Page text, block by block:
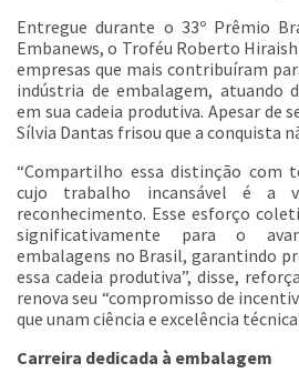
Entregue durante o 33º Prêmio
Embanews, o Troféu Roberto
empresas que mais contribuíram
indústria de embalagem, atuando
em sua cadeia produtiva. Apesar de
Sílvia Dantas frisou que a conquista
“Compartilho essa distinção com
cujo trabalho incansável é a
reconhecimento. Esse esforço
significativamente para o
embalagens no Brasil, garantindo
essa cadeia produtiva”, disse,
renova seu “compromisso de
que unam ciência e excelência
Carreira dedicada à embalagem